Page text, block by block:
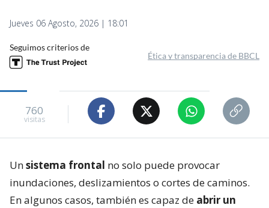
Jueves 06 Agosto, 2026 | 18:01
Seguimos criterios de
Ética y transparencia de BBCL
760
visitas
Unsistema frontal no solo puede provocar
inundaciones, deslizamientos o cortes de caminos.
En algunos casos, también es capaz de abrir un